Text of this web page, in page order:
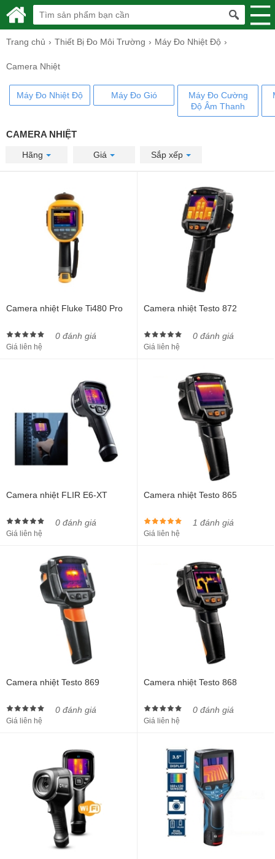
Trang chủ Thiết Bị Đo Môi Trường Máy Đo Nhiệt Độ
Camera Nhiệt
Máy Đo Nhiệt Độ Máy Đo Gió
Máy Đo Cường
Độ Âm Thanh
CAMERA NHIỆT
Hãng Giá Sắp xếp
Camera nhiệt Fluke Ti480 Pro
0 đánh giá
Giá liên hệ
Camera nhiệt Testo 872
0 đánh giá
Giá liên hệ
Camera nhiệt FLIR E6-XT
0 đánh giá
Giá liên hệ
Camera nhiệt Testo 865
1 đánh giá
Giá liên hệ
Camera nhiệt Testo 869
0 đánh giá
Giá liên hệ
Camera nhiệt Testo 868
0 đánh giá
Giá liên hệ